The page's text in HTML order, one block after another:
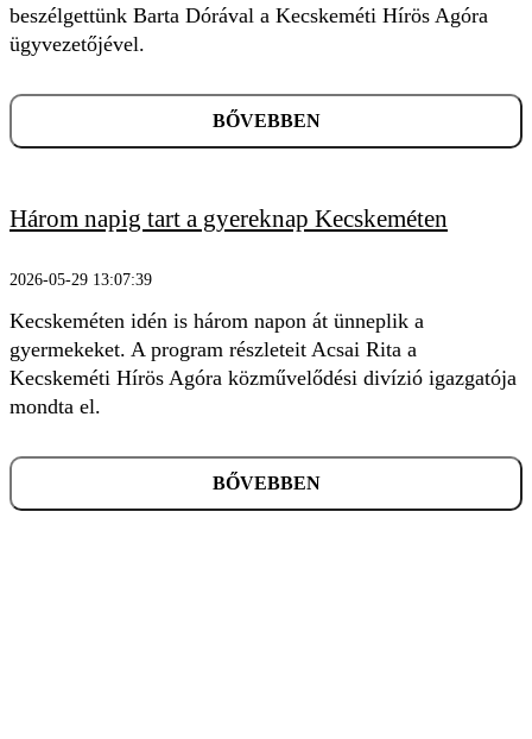
beszélgettünk Barta Dórával a Kecskeméti Hírös Agóra
ügyvezetőjével.
BŐVEBBEN
Három napig tart a gyereknap Kecskeméten
2026-05-29 13:07:39
Kecskeméten idén is három napon át ünneplik a
gyermekeket. A program részleteit Acsai Rita a
Kecskeméti Hírös Agóra közművelődési divízió igazgatója
mondta el.
BŐVEBBEN